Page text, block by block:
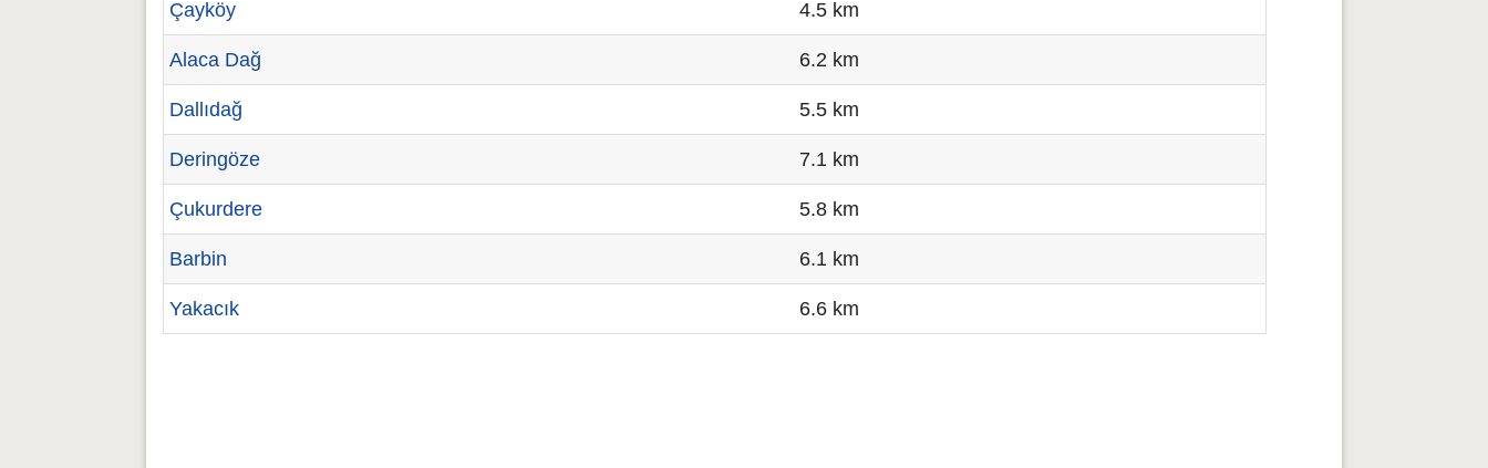
Çayköy 4.5 km
Alaca Dağ 6.2 km
Dallıdağ 5.5 km
Deringöze 7.1 km
Çukurdere 5.8 km
Barbin 6.1 km
Yakacık 6.6 km